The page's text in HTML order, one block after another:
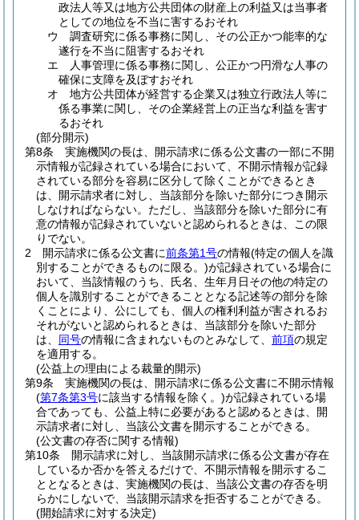
政法人等又は地方公共団体の財産上の利益又は当事者
としての地位を不当に害するおそれ
ウ
調査研究に係る事務に関し、その公正かつ能率的な
遂行を不当に阻害するおそれ
エ
人事管理に係る事務に関し、公正かつ円滑な人事の
確保に支障を及ぼすおそれ
オ
地方公共団体が経営する企業又は独立行政法人等に
係る事業に関し、その企業経営上の正当な利益を害す
るおそれ
(部分開示)
第8条
実施機関の長は、開示請求に係る公文書の一部に不開
示情報が記録されている場合において、不開示情報が記録
されている部分を容易に区分して除くことができるとき
は、開示請求者に対し、当該部分を除いた部分につき開示
しなければならない。 ただし、当該部分を除いた部分に有
意の情報が記録されていないと認められるときは、この限
りでない。
2
開示請求に係る公文書に前条第1号の情報(特定の個人を識
別することができるものに限る。)が記録されている場合に
おいて、当該情報のうち、氏名、生年月日その他の特定の
個人を識別することができることとなる記述等の部分を除
くことにより、公にしても、個人の権利利益が害されるお
それがないと認められるときは、当該部分を除いた部分
は、 同号の情報に含まれないものとみなして、 前項の規定
を適用する。
(公益上の理由による裁量的開示)
第9条
実施機関の長は、開示請求に係る公文書に不開示情報
(第7条第3号に該当する情報を除く。)が記録されている場
合であっても、公益上特に必要があると認めるときは、開
示請求者に対し、当該公文書を開示することができる。
(公文書の存否に関する情報)
第10条
開示請求に対し、当該開示請求に係る公文書が存在
しているか否かを答えるだけで、不開示情報を開示するこ
ととなるときは、実施機関の長は、当該公文書の存否を明
らかにしないで、当該開示請求を拒否することができる。
(開始請求に対する決定)